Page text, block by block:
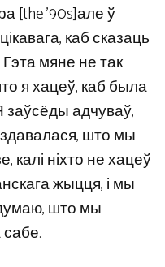
[the ’90s]але ў
каб сказаць
мяне не так
я хацеў, каб была
заўсёды адчуваў,
што мы
калі ніхто не хацеў
жыцця, і мы
што мы